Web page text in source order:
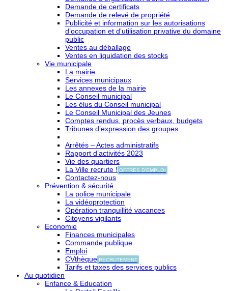
Demande de certificats
Demande de relevé de propriété
Publicité et information sur les autorisations
d’occupation et d’utilisation privative du domaine
public
Ventes au déballage
Ventes en liquidation des stocks
Vie municipale
La mairie
Services municipaux
Les annexes de la mairie
Le Conseil municipal
Les élus du Conseil municipal
Le Conseil Municipal des Jeunes
Comptes rendus, procès verbaux, budgets
Tribunes d’expression des groupes
Arrêtés – Actes administratifs
Rapport d’activités 2023
Vie des quartiers
La Ville recrute ! OFFRES D'EMPLOI
Contactez-nous
Prévention & sécurité
La police municipale
La vidéoprotection
Opération tranquillité vacances
Citoyens vigilants
Economie
Finances municipales
Commande publique
Emploi
CVthèque RECRUTEMENT
Tarifs et taxes des services publics
Au quotidien
Enfance & Education